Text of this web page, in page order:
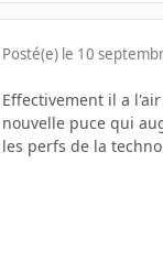
Posté(e) le 10
Effectivement il a
nouvelle puce qui
les perfs de la